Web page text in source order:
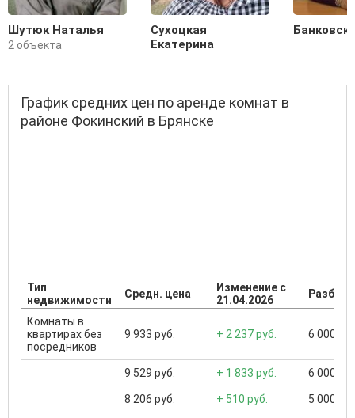
Шутюк Наталья
2 объекта
Сухоцкая
Екатерина
График средних цен по аренде комнат в
районе Фокинский в Брянске
Тип
недвижимости
Средн. цена
Изменение с
21.04.2026
Комнаты в
квартирах без
посредников
9 933 руб. + 2 237 руб. 6 000 ...
9 529 руб. + 1 833 руб. 6 000 ...
8 206 руб. + 510 руб. 5 000 ...